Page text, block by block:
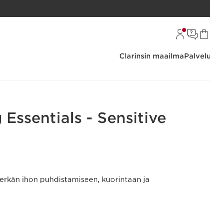
Clarinsin maailma
Essentials - Sensitive
ihon puhdistamiseen, kuorintaan ja